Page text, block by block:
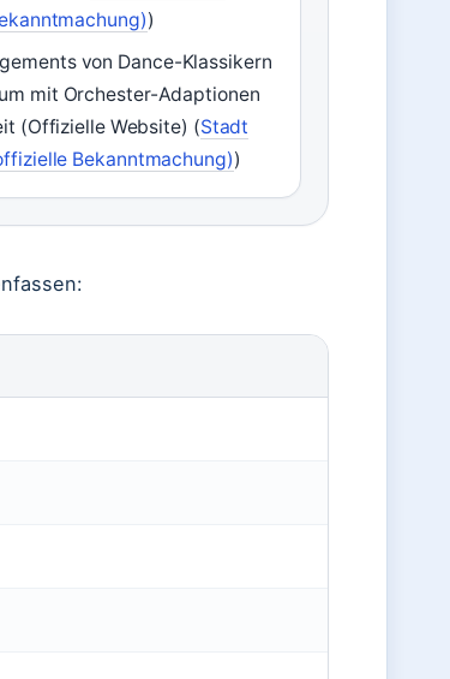
)
von Dance-Klassikern
mit Orchester-Adaptionen
(Offizielle Website) (Stadt
Bekanntmachung))